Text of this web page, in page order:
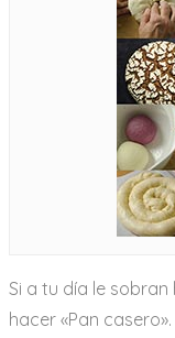
Si a tu día le
hacer «Pan casero».